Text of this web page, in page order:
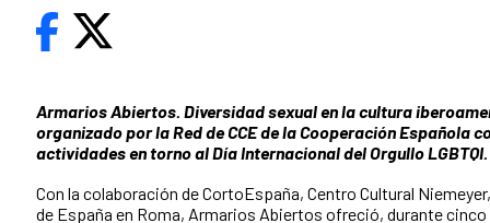
Armarios Abiertos. Diversidad sexual en la cultura
organizado por la Red de CCE de la Cooperación Española
actividades en torno al Día Internacional del Orgullo LGBTQI.
Con la colaboración de CortoEspaña, Centro Cultural
de España en Roma, Armarios Abiertos ofreció, durante cinco